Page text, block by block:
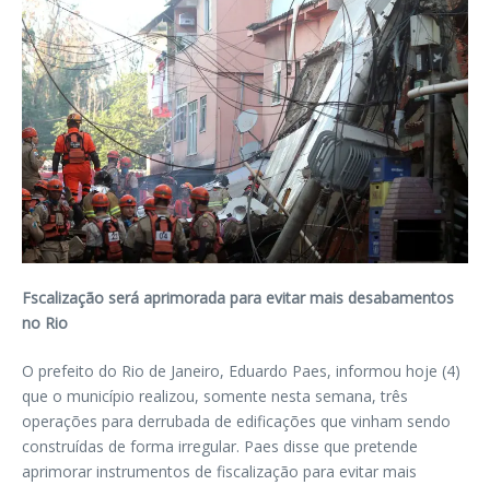
Fscalização será aprimorada para evitar mais desabamentos
no Rio
O prefeito do Rio de Janeiro, Eduardo Paes, informou hoje (4)
que o município realizou, somente nesta semana, três
operações para derrubada de edificações que vinham sendo
construídas de forma irregular. Paes disse que pretende
aprimorar instrumentos de fiscalização para evitar mais